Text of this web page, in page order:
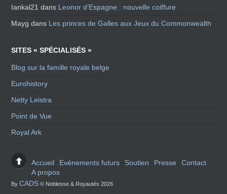
Iankal21 dans Leonor d’Espagne : nouvelle coiffure
Mayg dans Les princes de Galles aux Jeux du Commonwealth
SITES « SPÉCIALISÉS »
Blog sur la famille royale belge
Eurohistory
Netty Leistra
Point de Vue
Royal Ark
Accueil Evénements futurs Soutien Presse
Contact
A propos
ByCADS © Noblesse & Royautés 2026